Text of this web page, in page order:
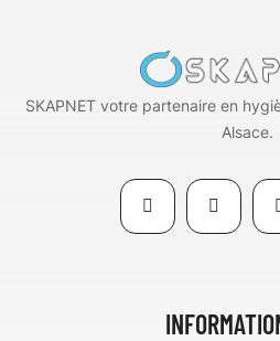
SKAPNET votre partenaire en
Alsace.